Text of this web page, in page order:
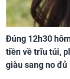
Đúng 12h30
tiền về trĩu túi,
giàu sang no đủ